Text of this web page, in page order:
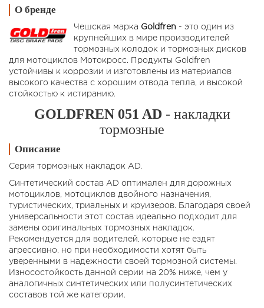
О бренде
Чешская марка Goldfren - это один из
крупнейших в мире производителей
тормозных колодок и тормозных дисков
для мотоциклов Мотокросс. Продукты Goldfren
устойчивы к коррозии и изготовлены из материалов
высокого качества с хорошим отвода тепла, и высокой
стойкостью к истиранию.
GOLDFREN 051 AD- накладки
тормозные
Описание
Серия тормозных накладок AD.
Синтетический состав AD оптимален для дорожных
мотоциклов, мотоциклов двойного назначения,
туристических, триальных и круизеров. Благодаря своей
универсальности этот состав идеально подходит для
замены оригинальных тормозных накладок.
Рекомендуется для водителей, которые не ездят
агрессивно, но при необходимости хотят быть
уверенными в надежности своей тормозной системы.
Износостойкость данной серии на 20% ниже, чем у
аналогичных синтетических или полусинтетических
составов той же категории.